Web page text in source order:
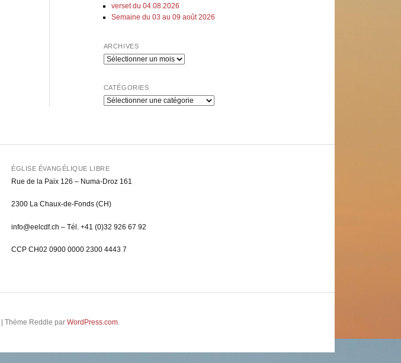
verset du 04.08.2026
Semaine du 03 au 09 août 2026
ARCHIVES
Archives
CATÉGORIES
Catégories
ÉGLISE ÉVANGÉLIQUE LIBRE
Rue de la Paix 126 – Numa-Droz 161
2300 La Chaux-de-Fonds (CH)
info@eelcdf.ch – Tél. +41 (0)32 926 67 92
CCP CH02 0900 0000 2300 4443 7
| Thème Reddle par WordPress.com.